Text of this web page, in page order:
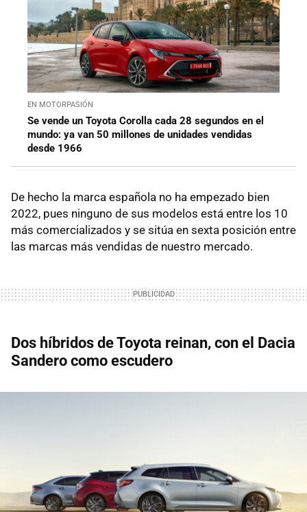
EN MOTORPASIÓN
Se vende un Toyota Corolla cada 28 segundos en el
mundo: ya van 50 millones de unidades vendidas
desde 1966
De hecho la marca española no ha empezado bien
2022, pues ninguno de sus modelos está entre los 10
más comercializados y se sitúa en sexta posición entre
las marcas más vendidas de nuestro mercado.
Dos híbridos de Toyota reinan, con el Dacia
Sandero como escudero